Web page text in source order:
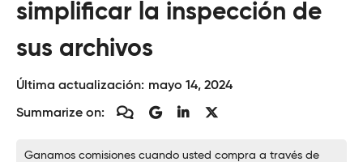
simplificar la inspección de
sus archivos
Última actualización: mayo 14, 2024
Summarize on:
Ganamos comisiones cuando usted compra a través de